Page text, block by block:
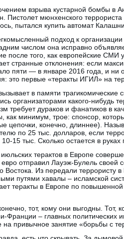
взрыва кустарной бомбы в
Пистолет мюнхенского
пытался купить автомат
подход к организации
числом она исправно
после того, как европейские СМИ
странные отклонения: если
пяти — в январе 2016 года, и
это первые «теракты ИГИЛ» на
в памяти трагикомические
организаторами какого-нибудь
требует дураков и фанатиков в
как минимум, трое: спонсор,
цепочки, конечно, длиннее).
по 25 тыс. долларов, если
15 тыс. Сколько остается в
июльских терактов в Европе
отправил Лауэж-Булель своей
Востока. Из передали террористу
путями хавалы – исламской
теракты в Европе по
тот, кому они выгодны.
Франции – главных политических
на привычное занятие «борьбы с